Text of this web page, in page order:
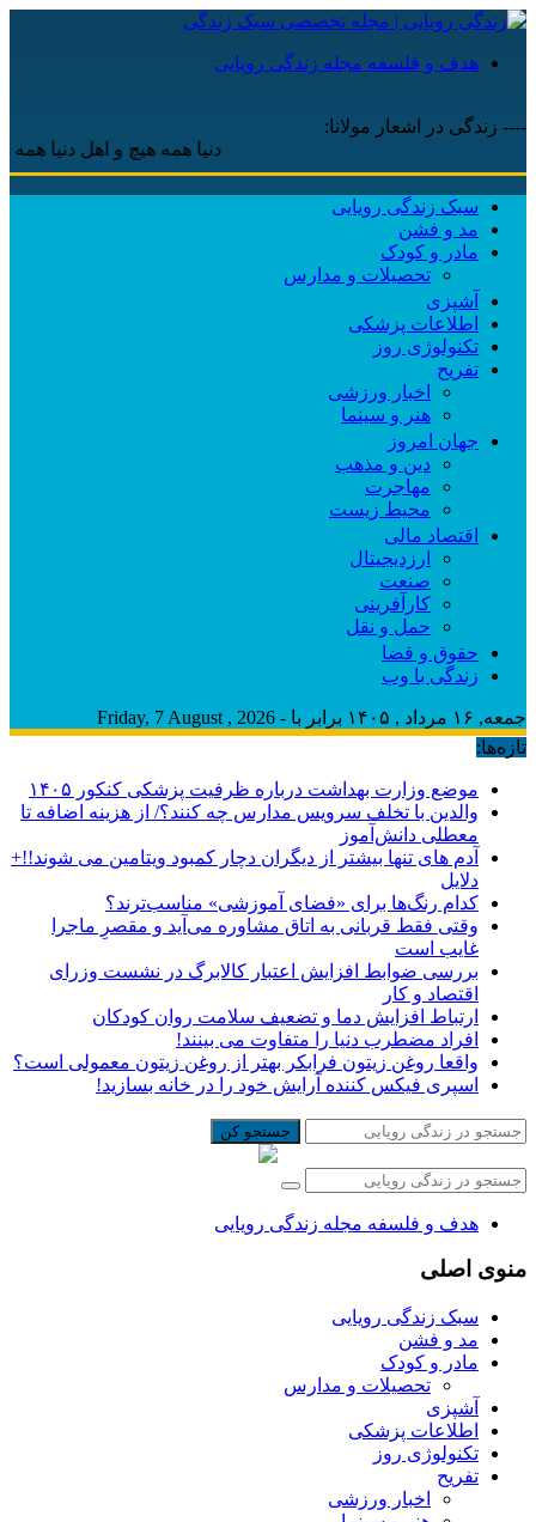
هدف و فلسفه مجله زندگی رویایی
---- زندگی در اشعار مولانا:
دنیا همه هیچ و اهل دنیا همه هیچ
سبک زندگی رویایی
مد و فشن
مادر و کودک
تحصیلات و مدارس
آشپزی
اطلاعات پزشکی
تکنولوژی روز
تفریح
اخبار ورزشی
هنر و سینما
جهان امروز
دین و مذهب
مهاجرت
محیط زیست
اقتصاد مالی
ارزدیجیتال
صنعت
کارآفرینی
حمل و نقل
حقوق و قضا
زندگی با وب
جمعه, ۱۶ مرداد , ۱۴۰۵ برابر با - Friday, 7 August , 2026
تازه‌ها:
موضع وزارت بهداشت درباره ظرفیت پزشکی کنکور ۱۴۰۵
والدین با تخلف سرویس مدارس چه کنند؟/ از هزینه اضافه تا
معطلی دانش‌آموز
آدم های تنها بیشتر از دیگران دچار کمبود ویتامین می شوند!!+
دلایل
کدام رنگ‌ها برای «فضای آموزشی» مناسب‌ترند؟
وقتی فقط قربانی به اتاق مشاوره می‌آید و مقصرِ ماجرا
غایب است
بررسی ضوابط افزایش اعتبار کالابرگ در نشست وزرای
اقتصاد و کار
ارتباط افزایش دما و تضعیف سلامت روان کودکان
افراد مضطرب دنیا را متفاوت می بینند!
واقعا روغن زیتون فرابکر بهتر از روغن زیتون معمولی است؟
اسپری فیکس کننده آرایش خود را در خانه بسازید!
جستجو کن
هدف و فلسفه مجله زندگی رویایی
منوی اصلی
سبک زندگی رویایی
مد و فشن
مادر و کودک
تحصیلات و مدارس
آشپزی
اطلاعات پزشکی
تکنولوژی روز
تفریح
اخبار ورزشی